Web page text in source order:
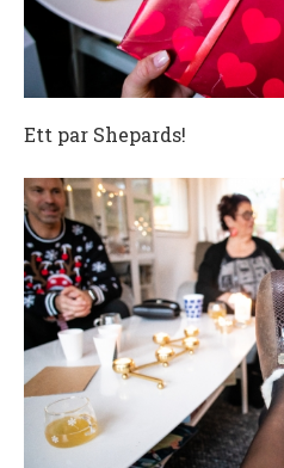
Ett par Shepards!